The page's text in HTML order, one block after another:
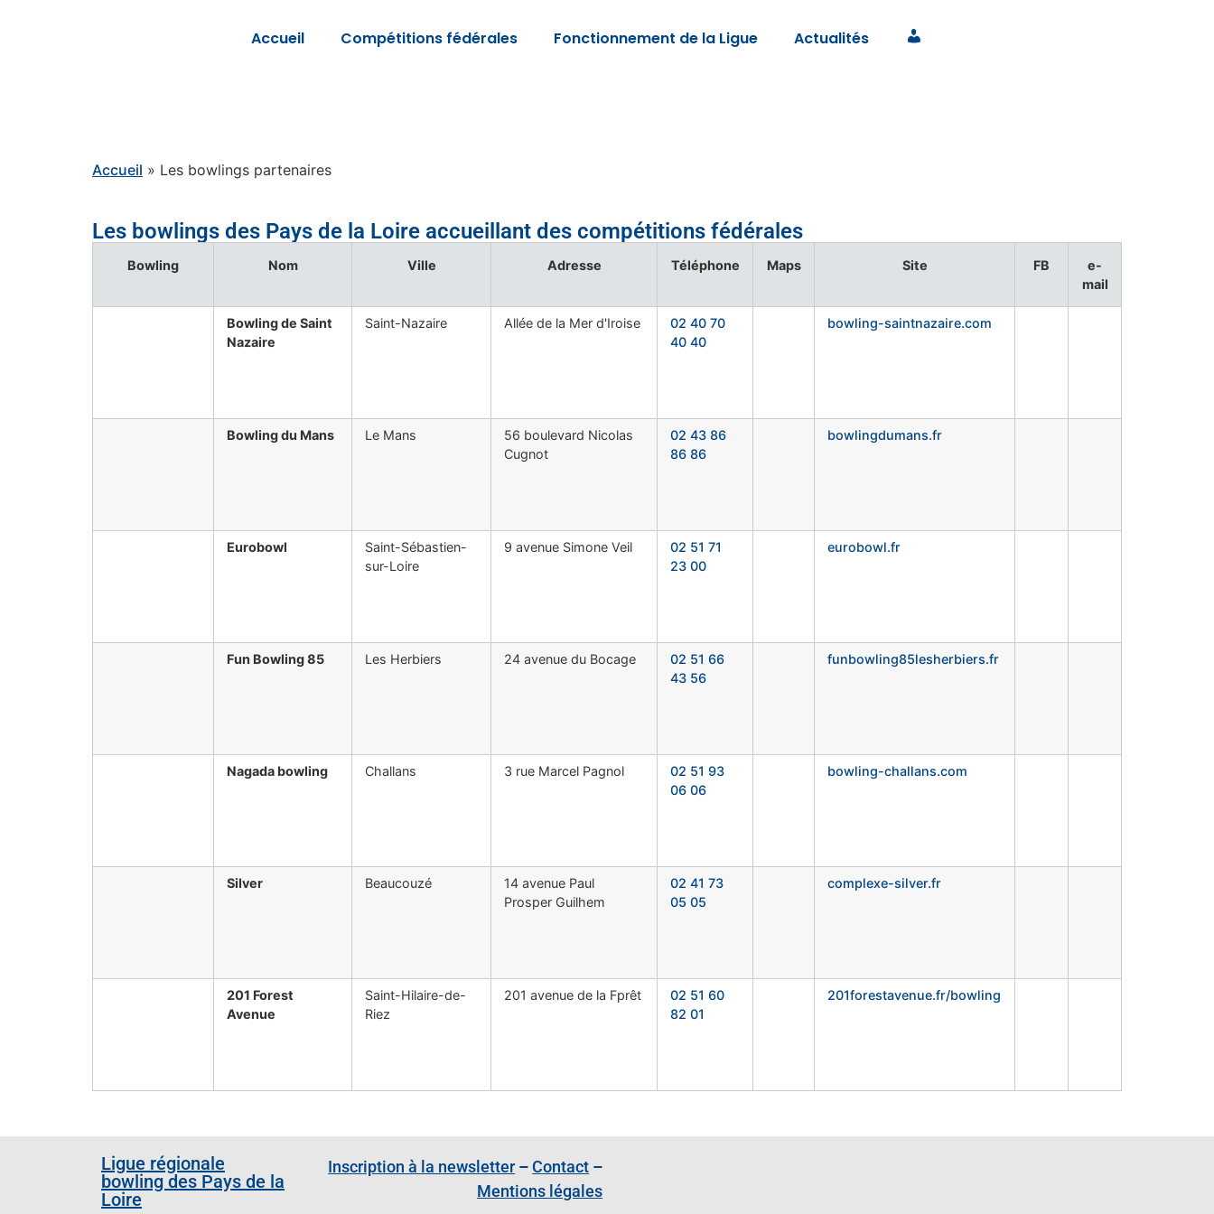
Accueil Compétitions fédérales Fonctionnement de la Ligue Actualités Connexion
Accueil » Les bowlings partenaires
Les bowlings des Pays de la Loire accueillant des compétitions fédérales
Bowling Nom Ville Adresse Téléphone Maps Site FB
e-
mail
Bowling de Saint
Nazaire
Saint-Nazaire Allée de la Mer d'Iroise
02 40 70
40 40
bowling-saintnazaire.com
Bowling du Mans Le Mans
56 boulevard Nicolas
Cugnot
02 43 86
86 86
bowlingdumans.fr
Eurobowl
Saint-Sébastien-
sur-Loire
9 avenue Simone Veil
02 51 71
23 00
eurobowl.fr
Fun Bowling 85 Les Herbiers 24 avenue du Bocage
02 51 66
43 56
funbowling85lesherbiers.fr
Nagada bowling Challans 3 rue Marcel Pagnol
02 51 93
06 06
bowling-challans.com
Silver Beaucouzé
14 avenue Paul
Prosper Guilhem
02 41 73
05 05
complexe-silver.fr
201 Forest
Avenue
Saint-Hilaire-de-
Riez
201 avenue de la Fprêt
02 51 60
82 01
201forestavenue.fr/bowling
Ligue régionale
bowling des Pays de la
Loire
Inscription à la newsletter–Contact –
Mentions légales